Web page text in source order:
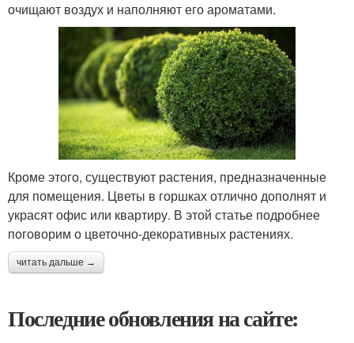
очищают воздух и наполняют его ароматами.
Кроме этого, существуют растения, предназначенные
для помещения. Цветы в горшках отлично дополнят и
украсят офис или квартиру. В этой статье подробнее
поговорим о цветочно-декоративных растениях.
читать дальше →
Последние обновления на сайте: